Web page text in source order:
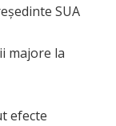
SUA
majore la
efecte